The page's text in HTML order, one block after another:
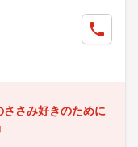
さみ好きのために